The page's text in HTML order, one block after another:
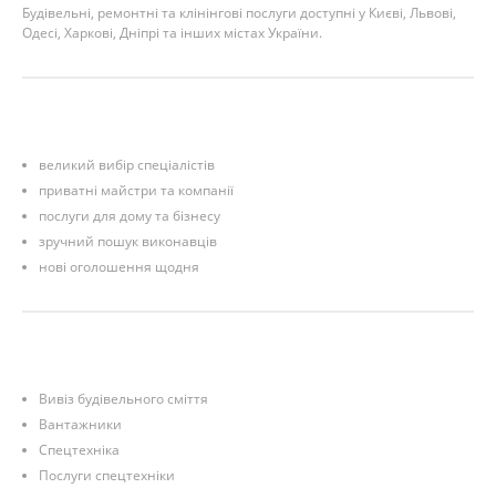
Будівельні, ремонтні та клінінгові послуги доступні у Києві, Львові,
Одесі, Харкові, Дніпрі та інших містах України.
великий вибір спеціалістів
приватні майстри та компанії
послуги для дому та бізнесу
зручний пошук виконавців
нові оголошення щодня
Вивіз будівельного сміття
Вантажники
Спецтехніка
Послуги спецтехніки